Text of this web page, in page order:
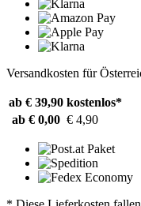
Versandkosten für
ab € 39,90 kostenlos*
ab € 0,00 € 4,90